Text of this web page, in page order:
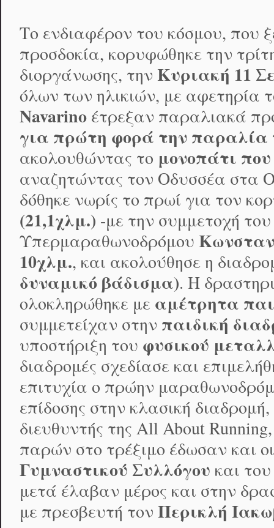
Το ενδιαφέρον του κόσμου, που
προσδοκία, κορυφώθηκε την
διοργάνωσης, την Κυριακή 11
όλων των ηλικιών, με αφετηρία
Navarino έτρεξαν παραλιακά
για πρώτη φορά την παραλία
ακολουθώντας το μονοπάτι
αναζητώντας τον Οδυσσέα στα
δόθηκε νωρίς το πρωί για τον
(21,1χλμ.) -με την συμμετοχή
Υπερμαραθωνοδρόμου
10χλμ., και ακολούθησε η
δυναμικό βάδισμα). Η
ολοκληρώθηκε με αμέτρητα
συμμετείχαν στην παιδική
υποστήριξη του φυσικού
διαδρομές σχεδίασε και
επιτυχία ο πρώην
επίδοσης στην κλασική
διευθυντής της All About
παρών στο τρέξιμο έδωσαν και
Γυμναστικού Συλλόγου και του
μετά έλαβαν μέρος και στην
με πρεσβευτή τον Περικλή